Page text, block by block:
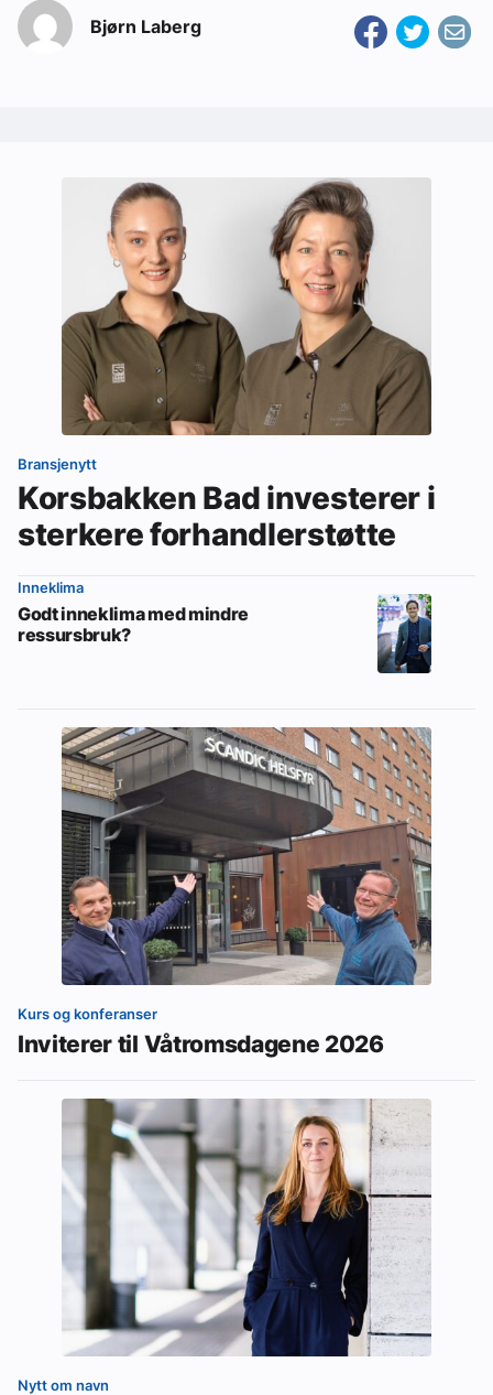
Bjørn Laberg
Bransjenytt
Korsbakken Bad investerer i
sterkere forhandlerstøtte
Inneklima
Godt inneklima med mindre
ressursbruk?
Kurs og konferanser
Inviterer til Våtromsdagene 2026
Nytt om navn